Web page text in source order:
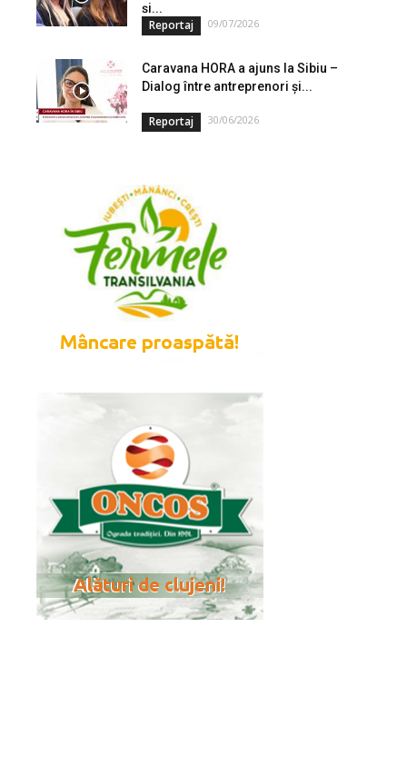
și...
Reportaj 09/07/2026
Caravana HORA a ajuns la Sibiu –
Dialog între antreprenori și...
Reportaj 30/06/2026